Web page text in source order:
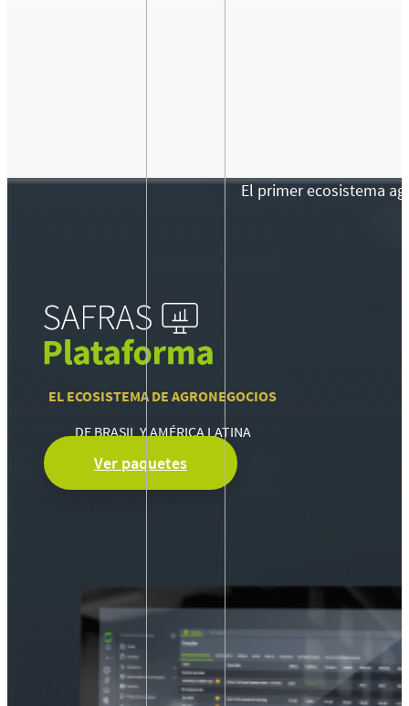
El primer ecosistema
EL ECOSISTEMA DE AGRONEGOCIOS
DE BRASIL Y AMÉRICA LATINA
Ver paquetes